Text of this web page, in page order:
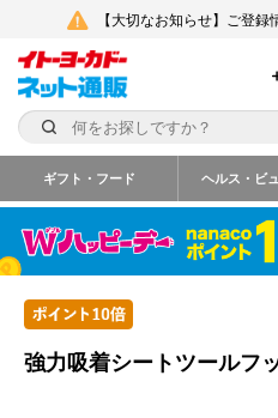
【大切なお知らせ】ご登
ギフト・フード ヘルス・ビ
強力吸着シートツールフ